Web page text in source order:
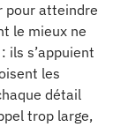
pour atteindre
le mieux ne
ils s’appuient
les
détail
trop large,